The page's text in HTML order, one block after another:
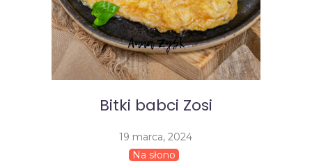
Bitki babci Zosi
19 marca, 2024
Na słono